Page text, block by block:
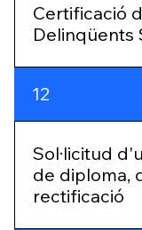
Certificació
Delinqüents
Per poder fer
menors d'edat
registre central
per obtenir la
delinqüents
Ministeri de
12
Sol·licitud
de diploma,
rectificació